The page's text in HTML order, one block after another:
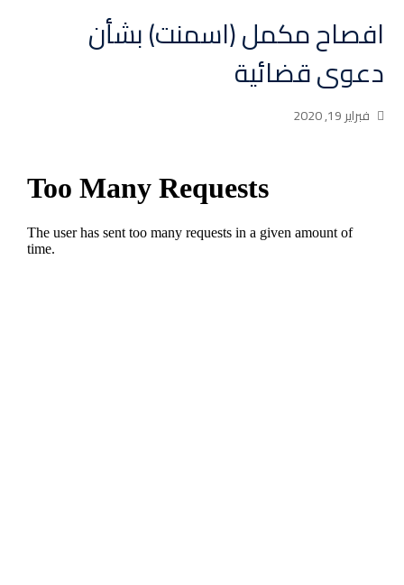
افصاح مكمل (اسمنت) بشأن
دعوى قضائية
فبراير 19, 2020